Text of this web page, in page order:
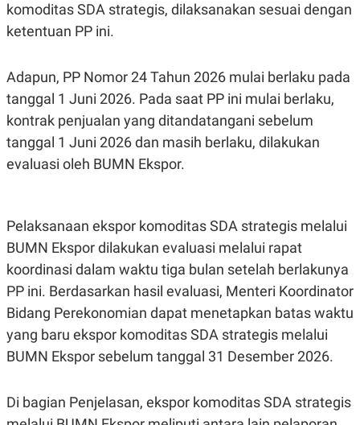
G
M
E
A
I
D
PEDOMAN
SIBER
PRIVACY
komoditas SDA strategis, dilaksanakan sesuai dengan
ketentuan PP ini.
Adapun, PP Nomor 24 Tahun 2026 mulai berlaku pada
tanggal 1 Juni 2026. Pada saat PP ini mulai berlaku,
kontrak penjualan yang ditandatangani sebelum
tanggal 1 Juni 2026 dan masih berlaku, dilakukan
evaluasi oleh BUMN Ekspor.
Pelaksanaan ekspor komoditas SDA strategis melalui
BUMN Ekspor dilakukan evaluasi melalui rapat
koordinasi dalam waktu tiga bulan setelah berlakunya
PP ini. Berdasarkan hasil evaluasi, Menteri Koordinator
Bidang Perekonomian dapat menetapkan batas waktu
yang baru ekspor komoditas SDA strategis melalui
BUMN Ekspor sebelum tanggal 31 Desember 2026.
Di bagian Penjelasan, ekspor komoditas SDA strategis